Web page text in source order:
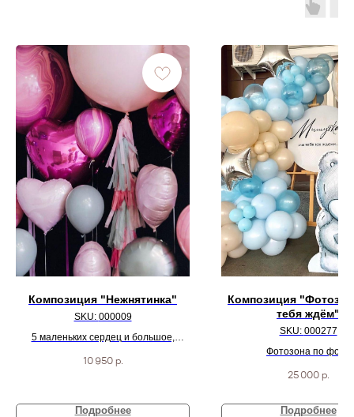
Композиция "Нежнятинка"
SKU: 000009
5 маленьких сердец и большое,
и 5 разноцветных агат шаров
10 950 р.
Подробнее
Композиция
тебя ждём"
SKU: 000277
Фотозона по фото
25 000 р.
Подробнее